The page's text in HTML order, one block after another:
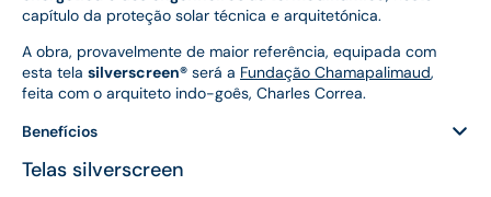
capítulo da proteção solar técnica e arquitetónica.
A obra, provavelmente de maior referência, equipada com
esta tela silverscreen® será a Fundação Chamapalimaud,
feita com o arquiteto indo-goês, Charles Correa.
Benefícios
Telas silverscreen